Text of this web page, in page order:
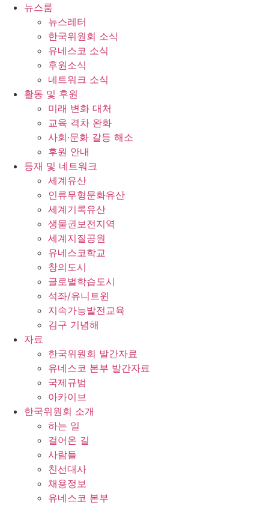
뉴스룸
뉴스레터
한국위원회 소식
유네스코 소식
후원소식
네트워크 소식
활동 및 후원
미래 변화 대처
교육 격차 완화
사회∙문화 갈등 해소
후원 안내
등재 및 네트워크
세계유산
인류무형문화유산
세계기록유산
생물권보전지역
세계지질공원
유네스코학교
창의도시
글로벌학습도시
석좌/유니트윈
지속가능발전교육
김구 기념해
자료
한국위원회 발간자료
유네스코 본부 발간자료
국제규범
아카이브
한국위원회 소개
하는 일
걸어온 길
사람들
친선대사
채용정보
유네스코 본부